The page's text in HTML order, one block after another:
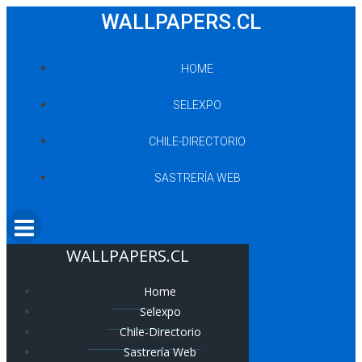
WALLPAPERS.CL
HOME
SELEXPO
CHILE-DIRECTORIO
SASTRERÍA WEB
WALLPAPERS.CL
Home
Selexpo
Chile-Directorio
Sastrería Web